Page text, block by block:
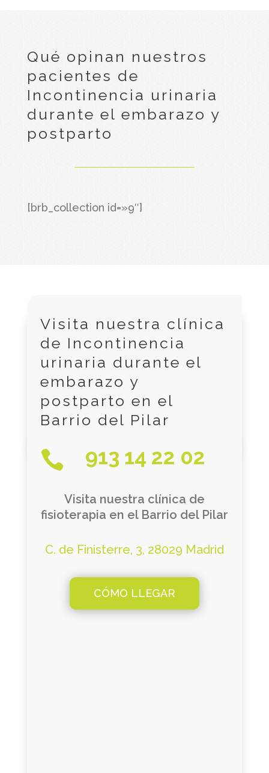
Qué opinan nuestros
pacientes de
Incontinencia urinaria
durante el embarazo y
postparto
[brb_collection id=»9″]
Visita nuestra clínica
de Incontinencia
urinaria durante el
embarazo y
postparto en el
Barrio del Pilar
 913 14 22 02
Visita nuestra clínica de
fisioterapia en el Barrio del Pilar
C. de Finisterre, 3, 28029 Madrid
CÓMO LLEGAR